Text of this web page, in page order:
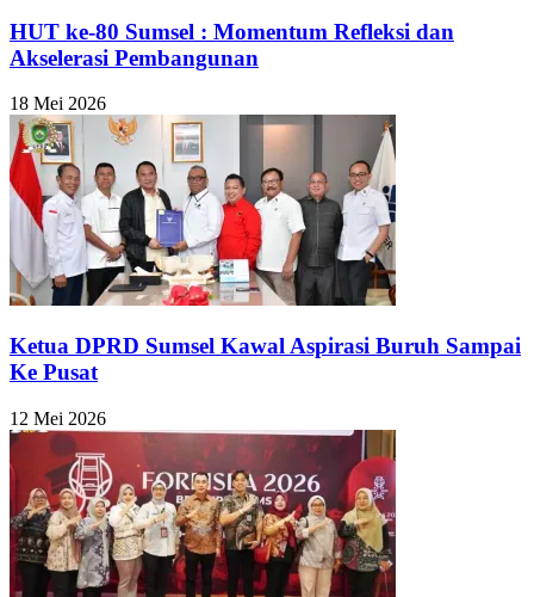
HUT ke-80 Sumsel : Momentum Refleksi dan
Akselerasi Pembangunan
18 Mei 2026
Ketua DPRD Sumsel Kawal Aspirasi Buruh Sampai
Ke Pusat
12 Mei 2026